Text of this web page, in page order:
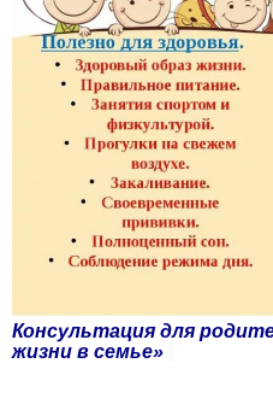
Консультация для
жизни в семье»